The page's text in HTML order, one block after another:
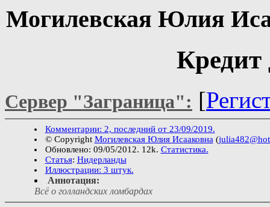
Могилевская Юлия
Кредит
Сервер "Заграница": [
Комментарии: 2, последний от 23/09/2019.
© Copyright Могилевская Юлия Исааковна (
Обновлено: 09/05/2012. 12k. Статистика.
Статья: Нидерланды
Иллюстрации: 3 штук.
Аннотация:
Всё о голландских ломбардах